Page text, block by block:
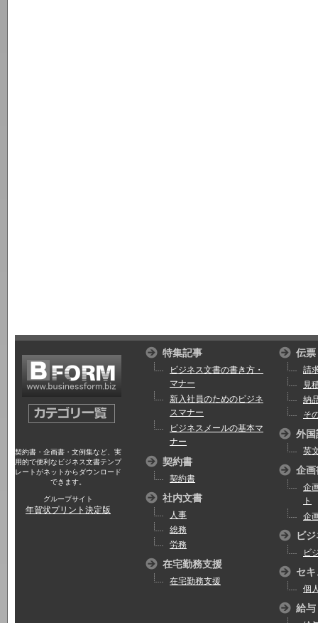
契約書・企画書・文例集など、実
用的で便利なビジネス文書テンプ
レートがネットからダウンロード
できます。
グループサイト
年賀状プリント決定版
特集記事
ビジネス文書の書き方・
マナー
新入社員のためのビジネ
スマナー
ビジネスメールの基本マ
ナー
契約書
契約書
社内文書
人事
総務
労務
在宅勤務支援
在宅勤務支援
伝票
請
見
納
そ
外国
英
企画
企
ト
企
ビ
ビ
セ
個
給与